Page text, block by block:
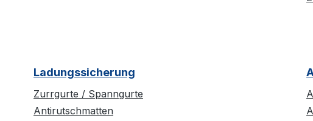
Ladungssicherung
Zurrgurte / Spanngurte
Antirutschmatten